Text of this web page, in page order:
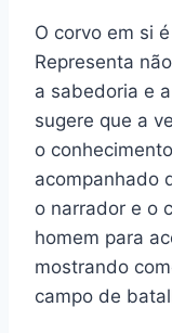
O corvo em si
Representa
a sabedoria e
sugere que a
o
acompanhado
o narrador e o
homem para
mostrando
campo de